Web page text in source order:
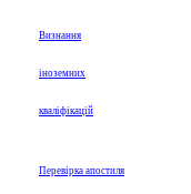
Визнання
іноземних
кваліфікацій
Перевірка апостиля